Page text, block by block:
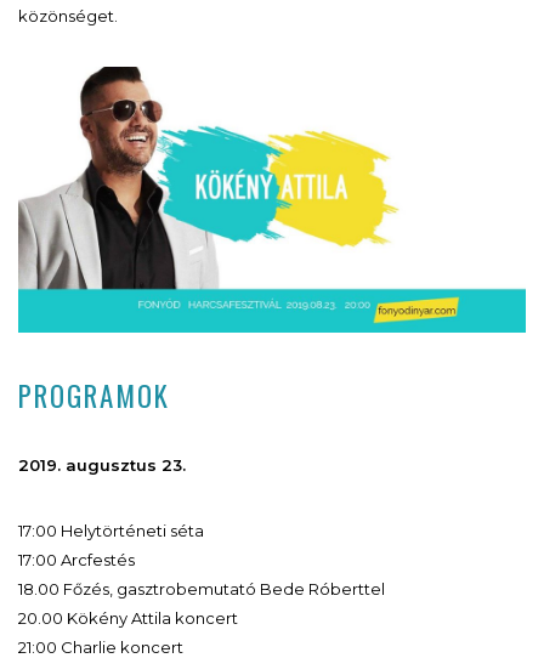
közönséget.
PROGRAMOK
2019. augusztus 23.
17:00 Helytörténeti séta
17:00 Arcfestés
18.00 Főzés, gasztrobemutató Bede Róberttel
20.00 Kökény Attila koncert
21:00 Charlie koncert